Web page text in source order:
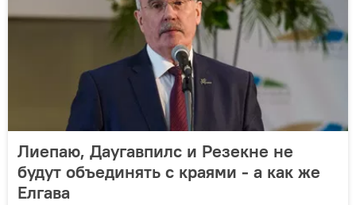
Лиепаю, Даугавпилс и Резекне не
будут объединять с краями - а как же
Елгава